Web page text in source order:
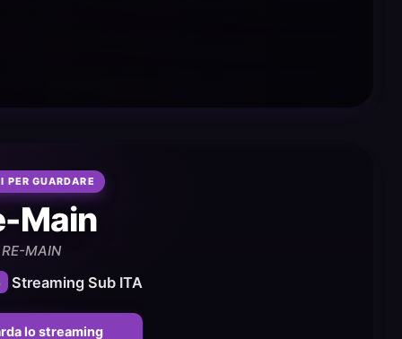
PER GUARDARE
Main
RE-MAIN
Streaming Sub ITA
lo streaming